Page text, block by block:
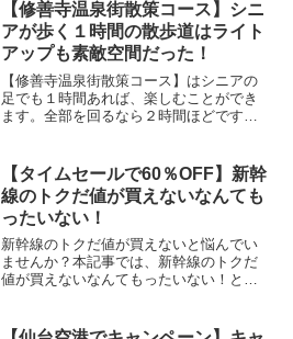
紹介します。事前に情報をゲットして、
思い出に残る旅にしてください。
【修善寺温泉街散策コース】シニ
アが歩く１時間の散歩道はライト
アップも素敵空間だった！
【修善寺温泉街散策コース】はシニアの
足でも１時間あれば、楽しむことができ
ます。全部を回るなら２時間ほどです。
所満載です。日本百名湯に名を連ねる静
岡県の修善寺へ行かれてみてはいかがで
しょうか。
【タイムセールで60％OFF】新幹
線のトクだ値が買えないなんても
ったいない！
新幹線のトクだ値が買えないと悩んでい
ませんか？本記事では、新幹線のトクだ
値が買えないなんてもったいない！と題
詳しく解説します。セールを使って6月の